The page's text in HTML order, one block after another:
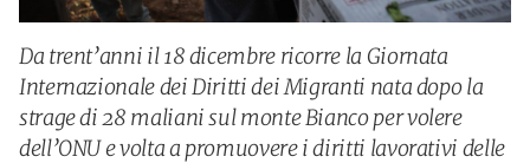
Da trent’anni il 18 dicembre ricorre la Giornata
Internazionale dei Diritti dei Migranti nata dopo la
strage di 28 maliani sul monte Bianco per volere
dell’ONU e volta a promuovere i diritti lavorativi delle